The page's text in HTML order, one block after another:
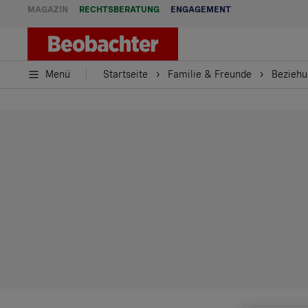
MAGAZIN RECHTSBERATUNG ENGAGEMENT
Menü Startseite Familie & Freunde